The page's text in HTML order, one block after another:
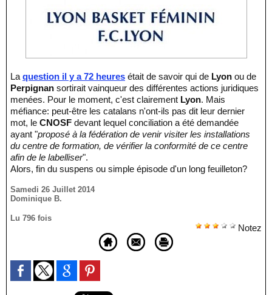
La question il y a 72 heures était de savoir qui de Lyon ou de
Perpignan sortirait vainqueur des différentes actions juridiques
menées. Pour le moment, c'est clairement Lyon. Mais
méfiance: peut-être les catalans n'ont-ils pas dit leur dernier
mot, le CNOSF devant lequel conciliation a été demandée
ayant "proposé à la fédération de venir visiter les installations
du centre de formation, de vérifier la conformité de ce centre
afin de le labelliser".
Alors, fin du suspens ou simple épisode d'un long feuilleton?
Samedi 26 Juillet 2014
Dominique B.
Lu 796 fois
Notez